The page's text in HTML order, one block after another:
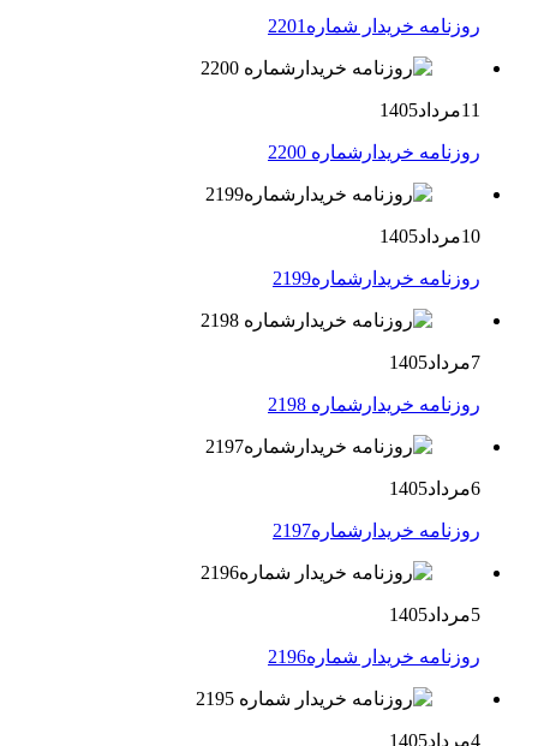
روزنامه خریدار شماره2201
11مرداد1405
روزنامه خریدارشماره 2200
10مرداد1405
روزنامه خریدارشماره2199
7مرداد1405
روزنامه خریدارشماره 2198
6مرداد1405
روزنامه خریدارشماره2197
5مرداد1405
روزنامه خریدار شماره2196
4مرداد1405